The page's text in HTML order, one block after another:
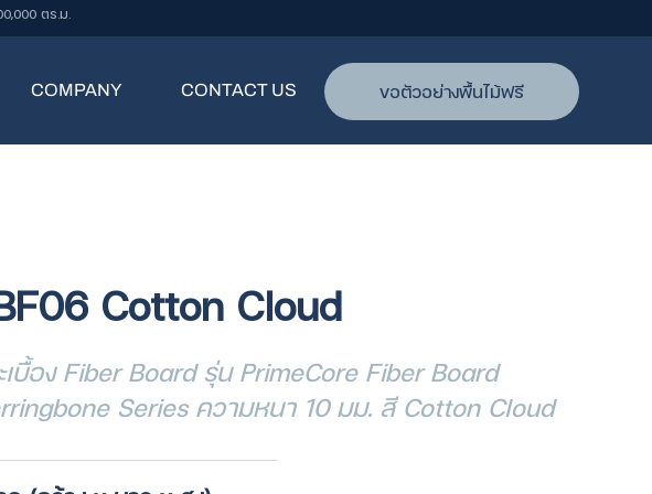
ตร.ม.
COMPANY CONTACT US ขอตัวอย่างพื้นไม้ฟรี
Cotton Cloud
เบื้อง Fiber Board รุ่น PrimeCore Fiber Board
Series ความหนา 10 มม. สี Cotton Cloud